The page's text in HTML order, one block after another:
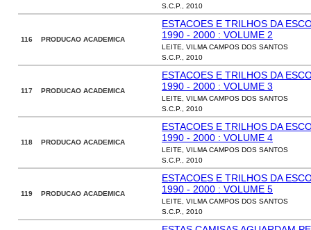
S.C.P., 2010
116 PRODUCAO ACADEMICA
ESTACOES E TRILHOS DA
1990 - 2000 : VOLUME 2
LEITE, VILMA CAMPOS DOS SANTOS
S.C.P., 2010
117 PRODUCAO ACADEMICA
ESTACOES E TRILHOS DA
1990 - 2000 : VOLUME 3
LEITE, VILMA CAMPOS DOS SANTOS
S.C.P., 2010
118 PRODUCAO ACADEMICA
ESTACOES E TRILHOS DA
1990 - 2000 : VOLUME 4
LEITE, VILMA CAMPOS DOS SANTOS
S.C.P., 2010
119 PRODUCAO ACADEMICA
ESTACOES E TRILHOS DA
1990 - 2000 : VOLUME 5
LEITE, VILMA CAMPOS DOS SANTOS
S.C.P., 2010